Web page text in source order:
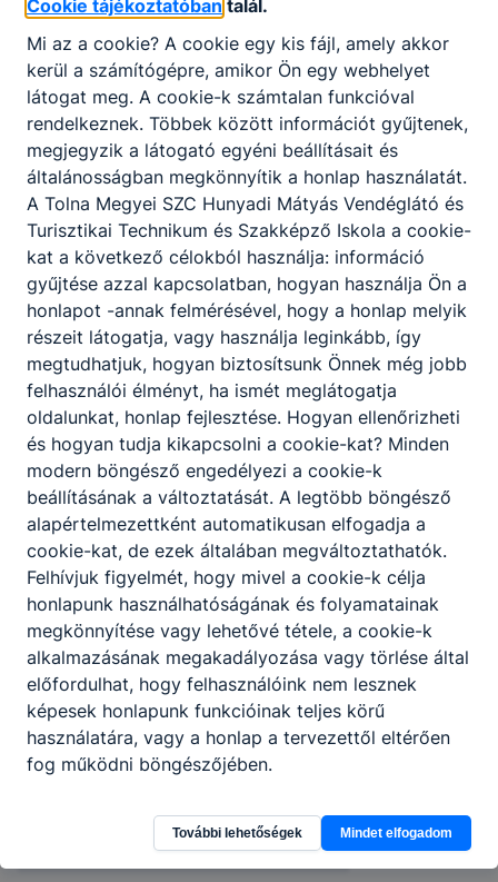
Helló nyár! - Új Diákmagazin
szám
Tanév végéhez érve mindig kellemes
dolog felidézni az elmúlt félévben átélt
örömöket, sikereket, élményeket.
2026. jún. 14. Intézmény
Nyelvi háziversenyIdén is
összemérték tudásukat a
kilencedikesek
Sikeresen zárult a nyelvi
munkaközösség 9. évfolyam számára
rendezett hagyományos házi
versenye. A technikum és a szakképző
mérették meg magukat, a legjobbak
pedig már át is vehették az
Koleszár Emőke
Cookie tájékoztatóban talál.
Mi az a cookie? A cookie egy kis fájl, amely akkor
kerül a számítógépre, amikor Ön egy webhelyet
látogat meg. A cookie-k számtalan funkcióval
rendelkeznek. Többek között információt gyűjtenek,
megjegyzik a látogató egyéni beállításait és
általánosságban megkönnyítik a honlap használatát.
A Tolna Megyei SZC Hunyadi Mátyás Vendéglátó és
Turisztikai Technikum és Szakképző Iskola a cookie-
kat a következő célokból használja: információ
gyűjtése azzal kapcsolatban, hogyan használja Ön a
honlapot -annak felmérésével, hogy a honlap melyik
részeit látogatja, vagy használja leginkább, így
megtudhatjuk, hogyan biztosítsunk Önnek még jobb
felhasználói élményt, ha ismét meglátogatja
oldalunkat, honlap fejlesztése. Hogyan ellenőrizheti
és hogyan tudja kikapcsolni a cookie-kat? Minden
modern böngésző engedélyezi a cookie-k
beállításának a változtatását. A legtöbb böngésző
alapértelmezettként automatikusan elfogadja a
cookie-kat, de ezek általában megváltoztathatók.
Felhívjuk figyelmét, hogy mivel a cookie-k célja
honlapunk használhatóságának és folyamatainak
megkönnyítése vagy lehetővé tétele, a cookie-k
alkalmazásának megakadályozása vagy törlése által
előfordulhat, hogy felhasználóink nem lesznek
képesek honlapunk funkcióinak teljes körű
használatára, vagy a honlap a tervezettől eltérően
fog működni böngészőjében.
További lehetőségek Mindet elfogadom